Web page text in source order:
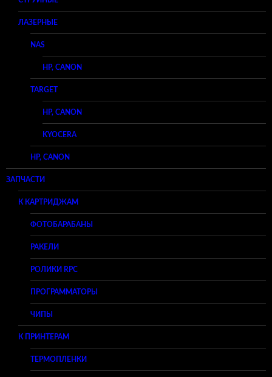
ЛАЗЕРНЫЕ
NAS
HP, CANON
TARGET
HP, CANON
KYOCERA
HP, CANON
ЗАПЧАСТИ
К КАРТРИДЖАМ
ФОТОБАРАБАНЫ
РАКЕЛИ
РОЛИКИ RPC
ПРОГРАММАТОРЫ
ЧИПЫ
К ПРИНТЕРАМ
ТЕРМОПЛЕНКИ